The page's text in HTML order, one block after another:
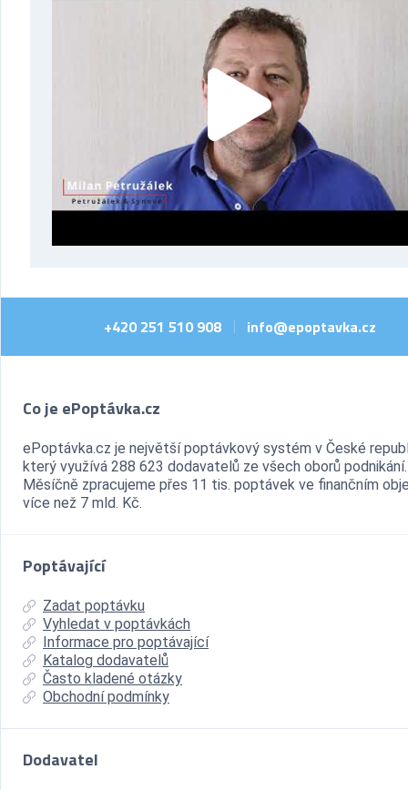
+420 251 510 908 info@epoptavka.cz
Co je ePoptávka.cz
ePoptávka.cz je největší poptávkový systém v České
který využívá 288 623 dodavatelů ze všech oborů podnikání.
Měsíčně zpracujeme přes 11 tis. poptávek ve finančním
více než 7 mld. Kč.
Poptávající
Zadat poptávku
Vyhledat v poptávkách
Informace pro poptávající
Katalog dodavatelů
Často kladené otázky
Obchodní podmínky
Dodavatel